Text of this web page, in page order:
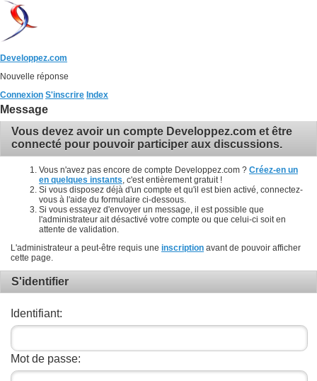
Developpez.com
Nouvelle réponse
Connexion S'inscrire Index
Message
Vous devez avoir un compte Developpez.com et être
connecté pour pouvoir participer aux discussions.
Vous n'avez pas encore de compte Developpez.com ? Créez-en un
en quelques instants , c'est entièrement gratuit !
Si vous disposez déjà d'un compte et qu'il est bien activé, connectez-
vous à l'aide du formulaire ci-dessous.
Si vous essayez d'envoyer un message, il est possible que
l'administrateur ait désactivé votre compte ou que celui-ci soit en
attente de validation.
L'administrateur a peut-être requis une inscription avant de pouvoir afficher
cette page.
S'identifier
Identifiant:
Mot de passe: